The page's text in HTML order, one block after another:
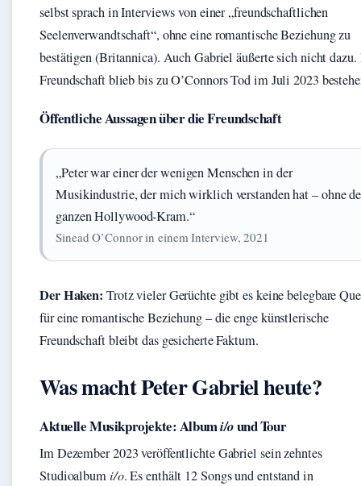
selbst sprach in Interviews von einer „freundschaftlichen
Seelenverwandtschaft“, ohne eine romantische Beziehung zu
bestätigen (Britannica). Auch Gabriel äußerte sich nicht
Freundschaft blieb bis zu O’Connors Tod im Juli 2023
Öffentliche Aussagen über die Freundschaft
„Peter war einer der wenigen Menschen in der
Musikindustrie, der mich wirklich verstanden hat – ohne
ganzen Hollywood-Kram.“
Sinead O’Connor in einem Interview, 2021
Der Haken: Trotz vieler Gerüchte gibt es keine belegbare
für eine romantische Beziehung – die enge künstlerische
Freundschaft bleibt das gesicherte Faktum.
Was macht Peter Gabriel heute?
Aktuelle Musikprojekte: Albumi/ound Tour
Im Dezember 2023 veröffentlichte Gabriel sein zehntes
Studioalbumi/o. Es enthält 12 Songs und entstand in